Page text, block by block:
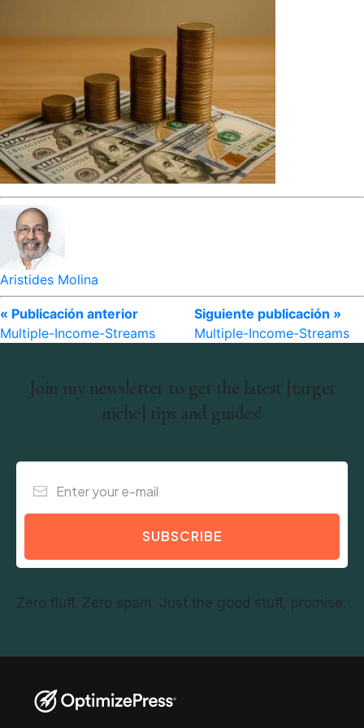
Aristides Molina
« Publicación anterior
Multiple-Income-Streams
Siguiente publicación »
Multiple-Income-Streams
Join my newsletter to get the latest [target
niche] tips and guides!
SUBSCRIBE
Zero fluff. Zero spam. Just the good stuff, promise.